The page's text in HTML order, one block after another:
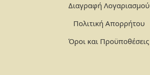
Διαγραφή Λογαριασμού
Πολιτική Απορρήτου
Όροι και Προϋποθέσεις